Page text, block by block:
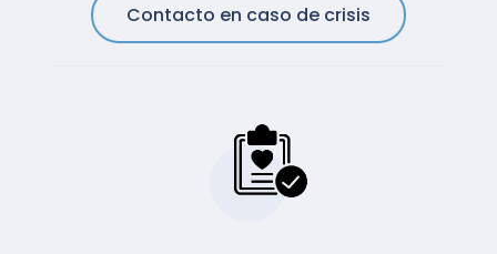
Contacto en caso de crisis